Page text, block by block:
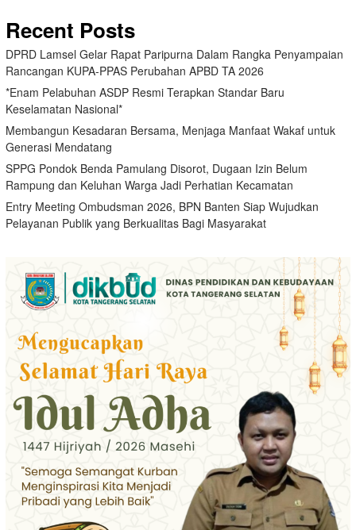
Recent Posts
DPRD Lamsel Gelar Rapat Paripurna Dalam Rangka Penyampaian
Rancangan KUPA-PPAS Perubahan APBD TA 2026
*Enam Pelabuhan ASDP Resmi Terapkan Standar Baru
Keselamatan Nasional*
Membangun Kesadaran Bersama, Menjaga Manfaat Wakaf untuk
Generasi Mendatang
SPPG Pondok Benda Pamulang Disorot, Dugaan Izin Belum
Rampung dan Keluhan Warga Jadi Perhatian Kecamatan
Entry Meeting Ombudsman 2026, BPN Banten Siap Wujudkan
Pelayanan Publik yang Berkualitas Bagi Masyarakat